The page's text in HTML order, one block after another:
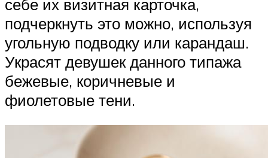
себе их визитная карточка,
подчеркнуть это можно, используя
угольную подводку или карандаш.
Украсят девушек данного типажа
бежевые, коричневые и
фиолетовые тени.